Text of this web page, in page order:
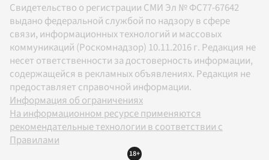
Свидетельство о регистрации СМИ Эл № ФС77-67642
выдано федеральной службой по надзору в сфере
связи, информационных технологий и массовых
коммуникаций (Роскомнадзор) 10.11.2016 г. Редакция не
несет ответственности за достоверность информации,
содержащейся в рекламных объявлениях. Редакция не
предоставляет справочной информации.
Информация об ограничениях
На информационном ресурсе применяются
рекомендательные технологии в соответствии с
Правилами
18+